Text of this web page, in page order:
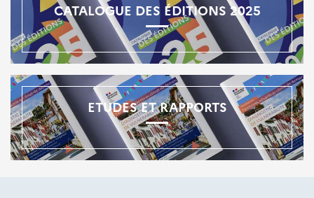
CATALOGUE DES ÉDITIONS 2025
ETUDES ET RAPPORTS